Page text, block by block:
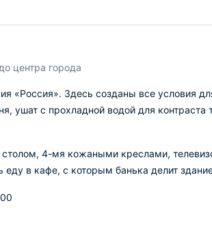
центра города
«Россия». Здесь созданы все условия
ушат с прохладной водой для
4-мя кожаными креслами,
в кафе, с которым банька делит